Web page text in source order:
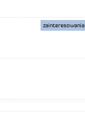
zainteresowania: